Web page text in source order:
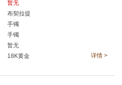
系列以意大利两座迷人
列标志性的雕刻工艺，两款戒
Capri系列以贵金属镶边点缀
无镶边，呈现波西塔诺夜空中
暂无
布契拉提
手镯
手镯
暂无
18K黄金 详情 >